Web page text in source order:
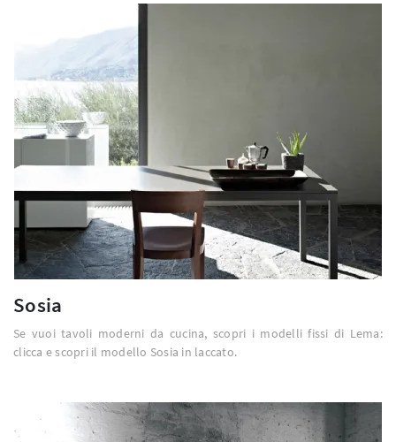
Sosia
Se vuoi tavoli moderni da cucina, scopri i modelli fissi di Lema:
clicca e scopri il modello Sosia in laccato.